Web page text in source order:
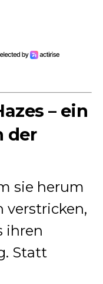
– ein
der
sie herum
verstricken,
ihren
Statt